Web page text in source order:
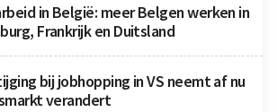
in België: meer Belgen werken in
Frankrijk en Duitsland
bij jobhopping in VS neemt af nu
verandert